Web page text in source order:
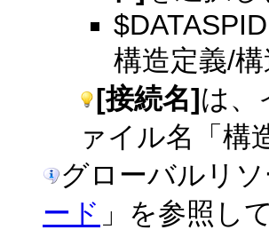
構造定義/
[接続名]は、
ァイル名「構
グローバルリ
ード 」を参照し